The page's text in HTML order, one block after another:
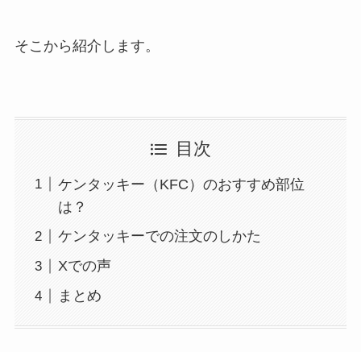
そこから紹介します。
目次
ケンタッキー（KFC）のおすすめ部位
は？
ケンタッキーでの注文のしかた
Xでの声
まとめ